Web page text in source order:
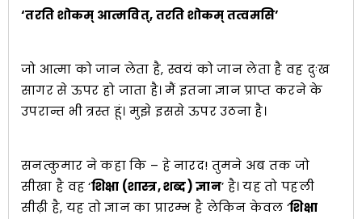
‘तरति शोकम् आत्मवित्, तरति शोकम् तत्वमसि’
जो आत्मा को जान लेता है, स्वयं को जान लेता है वह दुःख
सागर से ऊपर हो जाता है। मैं इतना ज्ञान प्राप्त करने के
उपरान्त भी त्रस्त हूं। मुझे इससे ऊपर उठना है।
सनत्कुमार ने कहा कि – हे नारद! तुमने अब तक जो
सीखा है वह ‘शिक्षा (शास्त्र, शब्द) ज्ञान’ है। यह तो पहली
सीढ़ी है, यह तो ज्ञान का प्रारम्भ है लेकिन केवल ‘शिक्षा